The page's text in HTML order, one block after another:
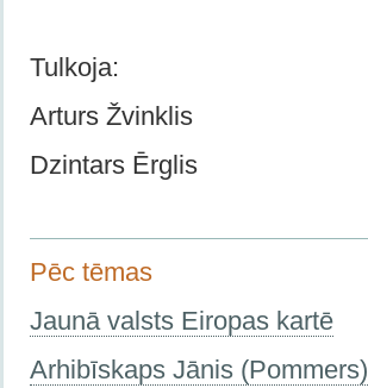
Tulkoja:
Arturs Žvinklis
Dzintars Ērglis
Pēc tēmas
Jaunā valsts Eiropas kartē
Arhibīskaps Jānis (Pommers)